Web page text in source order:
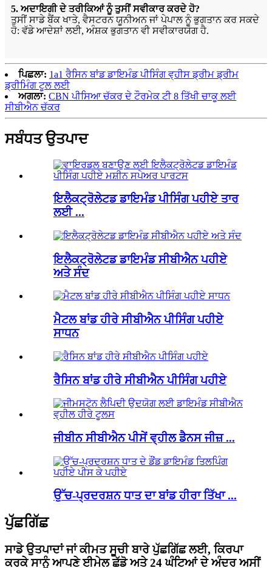
5. ਅਦਾਇਗੀ ਦੇ ਤਰੀਕਿਆਂ ਨੂੰ ਤੁਸੀਂ ਸਵੀਕਾਰ ਕਰਦੇ ਹੋ?
ਤੁਸੀਂ ਸਾਡੇ ਬੈਂਕ ਖਾਤੇ, ਵੈਸਟਰਨ ਯੂਨੀਅਨ ਜਾਂ ਪੇਪਾਲ ਨੂੰ ਭੁਗਤਾਨ ਕਰ ਸਕਦੇ
ਹੋ: ਵੱਡੇ ਆਦੇਸ਼ਾਂ ਲਈ, ਅੰਸ਼ਕ ਭੁਗਤਾਨ ਵੀ ਸਵੀਕਾਰਯੋਗ ਹੈ.
ਪਿਛਲਾ: 1a1 ਰੈਸਿਨ ਬਾਂਡ ਡਾਇਮੰਡ ਪੀਸਿੰਗ ਵ੍ਹੀਸ ਡ੍ਰੀਮ ਡ੍ਰੀਮ
ਡ੍ਰੀਮਿੰਗ ਟੂਲ ਲਈ
ਅਗਲਾ: CBN ਪੀਸਿਆ ਚੱਕਰ ਦੇ ਟੌਰਮੇਕ ਟੀ 8 ਤਿੱਖੀ ਚਾਕੂ ਲਈ
ਸੀਬੀਐਨ ਚੱਕਰ
ਸਬੰਧਤ ਉਤਪਾਦ
ਇਲੈਕਟ੍ਰੋਲੇਟਡ ਡਾਇਮੰਡ ਪੀਸਿੰਗ ਪਹੀਏ ਤਾਰ
ਲਈ ...
ਇਲੈਕਟ੍ਰੋਲੇਟਡ ਡਾਇਮੰਡ ਸੀਬੀਐਨ ਪਹੀਏ
ਅਤੇ ਸੰਦ
ਮੈਟਲ ਬਾਂਡ ਹੀਰੇ ਸੀਬੀਐਨ ਪੀਸਿੰਗ ਪਹੀਏ
ਸਾਧਨ
ਰੈਸਿਨ ਬਾਂਡ ਹੀਰੇ ਸੀਬੀਐਨ ਪੀਸਿੰਗ ਪਹੀਏ
ਜੀਬੀਨ ਸੀਬੀਐਨ ਪੀਸੇਂ ਵ੍ਹੀਲ ਡੈਨਸ ਜੀਜ਼ ...
ਉੱਚ-ਪ੍ਰਦਰਸ਼ਨ ਧਾਤ ਦਾ ਬਾਂਡ ਹੀਰਾ ਤਿੱਖਾ ...
ਪੁੱਛਗਿੱਛ
ਸਾਡੇ ਉਤਪਾਦਾਂ ਜਾਂ ਕੀਮਤ ਸੂਚੀ ਬਾਰੇ ਪੁੱਛਗਿੱਛ ਲਈ, ਕਿਰਪਾ
ਕਰਕੇ ਸਾਨੂੰ ਆਪਣੇ ਈਮੇਲ ਛੱਡੋ ਅਤੇ 24 ਘੰਟਿਆਂ ਦੇ ਅੰਦਰ ਅਸੀਂ